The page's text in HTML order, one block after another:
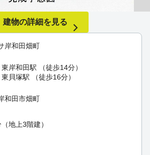
岸和田畑町
東岸和田駅 （徒歩14分）
東貝塚駅 （徒歩16分）
和田市畑町
地上3階建）
建物の詳細を見る